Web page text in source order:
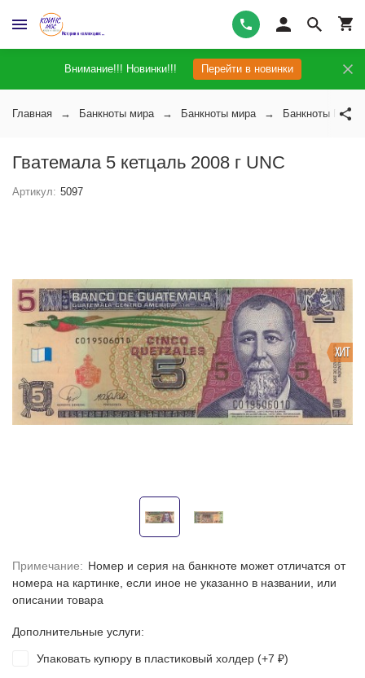
Внимание!!! Новинки!!! Перейти в новинки
Главная Банкноты мира Банкноты мира Банкноты
Гватемала 5 кетцаль 2008 г UNC
Артикул: 5097
ХИТ
Примечание: Номер и серия на банкноте может отличатся от
номера на картинке, если иное не указанно в названии, или
описании товара
Дополнительные услуги:
Упаковать купюру в пластиковый холдер (+7 ₽)